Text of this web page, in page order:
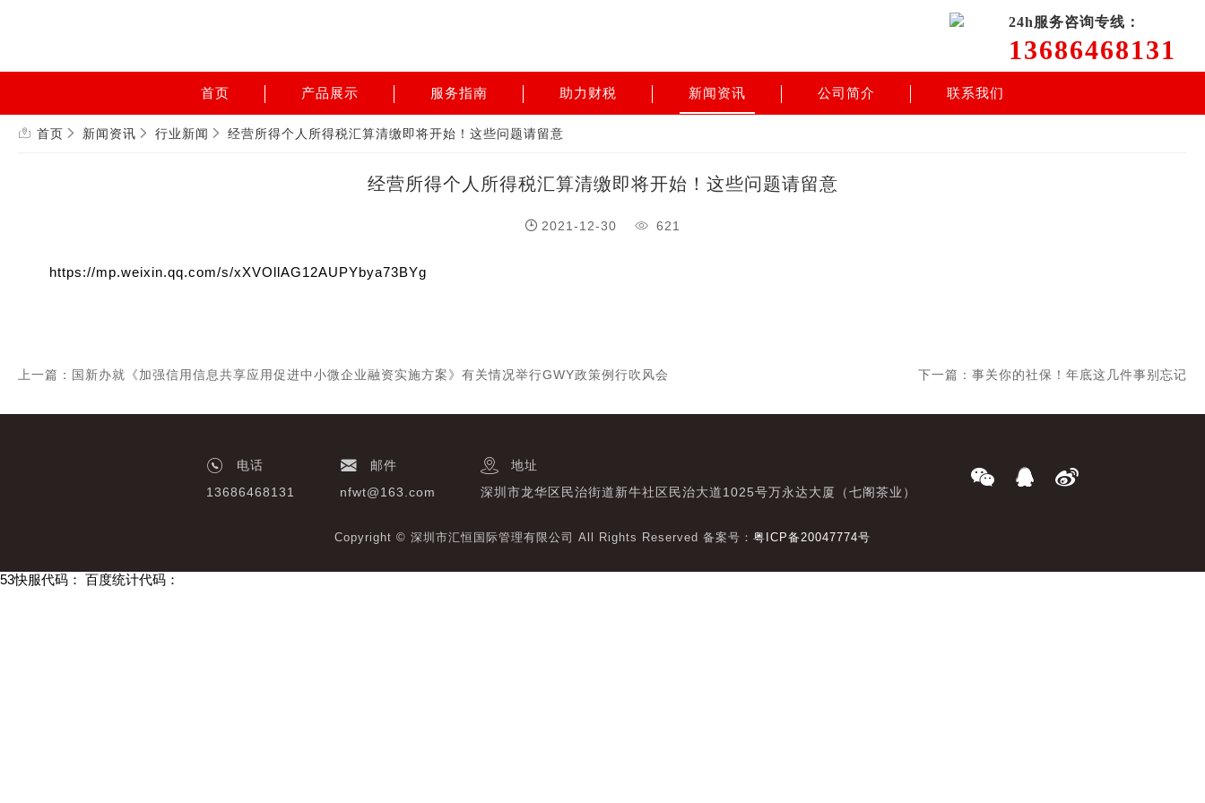
24h服务咨询专线：
13686468131
首页 产品展示 服务指南 助力财税 新闻资讯 公司简介 联系我们
首页 新闻资讯 行业新闻 经营所得个人所得税汇算清缴即将开始！这些问题请留意
经营所得个人所得税汇算清缴即将开始！这些问题请留意
2021-12-30 621
https://mp.weixin.qq.com/s/xXVOllAG12AUPYbya73BYg
上一篇：国新办就《加强信用信息共享应用促进中小微企业融资实施方案》有关情况举行GWY政策例行吹风会 下一篇：事关你的社保！年底这几件事别忘记
电话
13686468131
邮件
nfwt@163.com
地址
深圳市龙华区民治街道新牛社区民治大道1025号万永达大厦（七阁茶业）
Copyright © 深圳市汇恒国际管理有限公司 All Rights Reserved 备案号： 粤ICP备20047774号
53快服代码： 百度统计代码：